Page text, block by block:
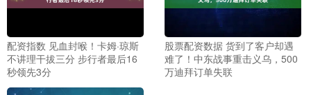
配资指数 见血封喉！卡姆·琼斯
不讲理干拔三分 步行者最后16
秒领先3分
股票配资数据 货到了客户却遇
难了！中东战事重击义乌，500
万迪拜订单失联